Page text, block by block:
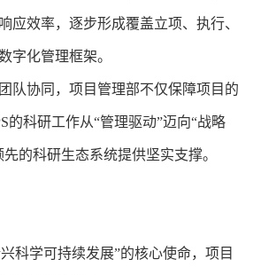
应效率，逐步形成覆盖立项、执行、
字化管理框架。
队协同，项目管理部不仅保障项目的
的科研工作从“管理驱动”迈向“战略
的科研生态系统提供坚实支撑。
科学可持续发展”的核心使命，项目